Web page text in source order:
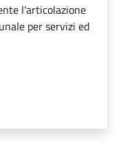
l'articolazione
per servizi ed